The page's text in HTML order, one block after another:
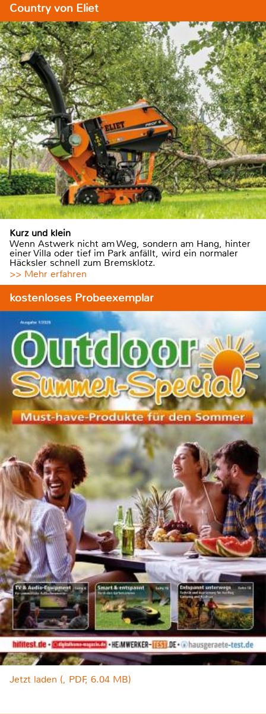
Country von Eliet
Kurz und klein
Wenn Astwerk nicht am Weg, sondern am Hang, hinter
einer Villa oder tief im Park anfällt, wird ein normaler
Häcksler schnell zum Bremsklotz.
>> Mehr erfahren
kostenloses Probeexemplar
Jetzt laden (, PDF, 6.04 MB)